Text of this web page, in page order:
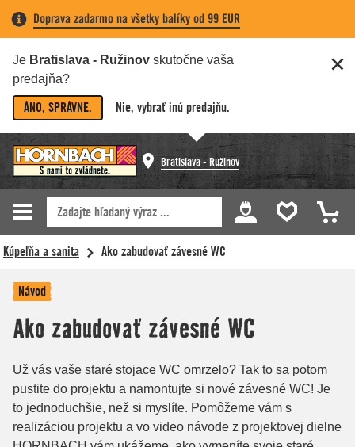
Doprava zadarmo na všetky balíky od 99 EUR
Je Bratislava - Ružinov skutočne vaša
predajňa?
ÁNO, SPRÁVNE. Nie, vybrať inú predajňu.
Bratislava - Ružinov